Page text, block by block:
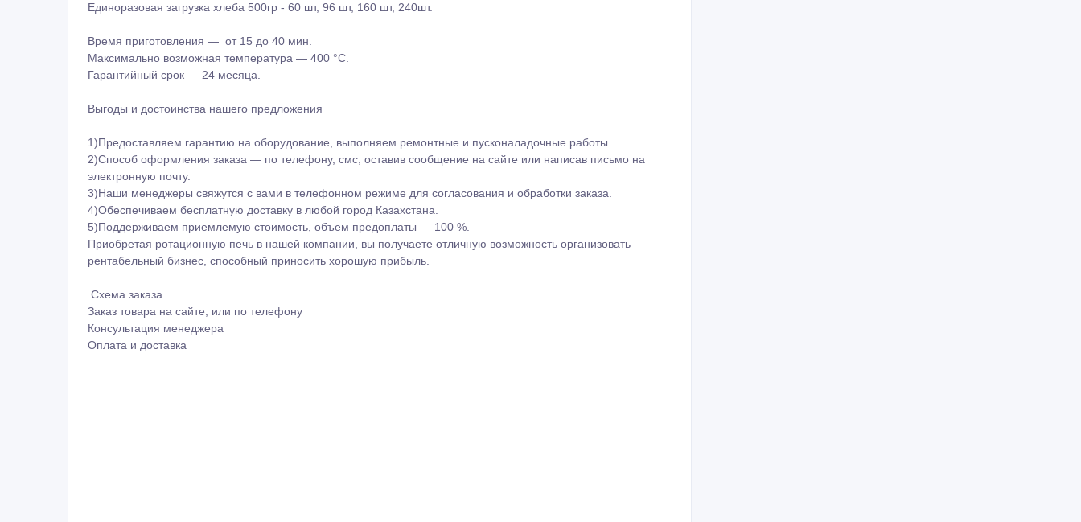
Единоразовая загрузка хлеба 500гр - 60 шт, 96 шт, 160 шт, 240шт.
Время приготовления — от 15 до 40 мин.
Максимально возможная температура — 400 °C.
Гарантийный срок — 24 месяца.
Выгоды и достоинства нашего предложения
1)Предоставляем гарантию на оборудование, выполняем ремонтные и пусконаладочные работы.
2)Способ оформления заказа — по телефону, смс, оставив сообщение на сайте или написав письмо на
электронную почту.
3)Наши менеджеры свяжутся с вами в телефонном режиме для согласования и обработки заказа.
4)Обеспечиваем бесплатную доставку в любой город Казахстана.
5)Поддерживаем приемлемую стоимость, объем предоплаты — 100 %.
Приобретая ротационную печь в нашей компании, вы получаете отличную возможность организовать
рентабельный бизнес, способный приносить хорошую прибыль.
Схема заказа
Заказ товара на сайте, или по телефону
Консультация менеджера
Оплата и доставка